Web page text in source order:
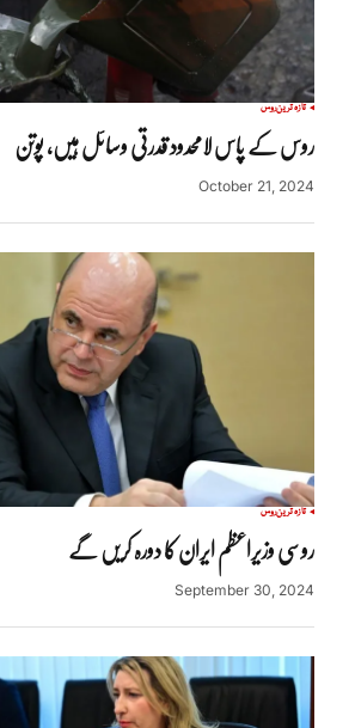
تازہ ترینروس
روس کے پاس لامحدود قدرتی وسائل ہیں، پوتن
October 21, 2024
تازہ ترینروس
روسی وزیراعظم ایران کا دورہ کریں گے
September 30, 2024